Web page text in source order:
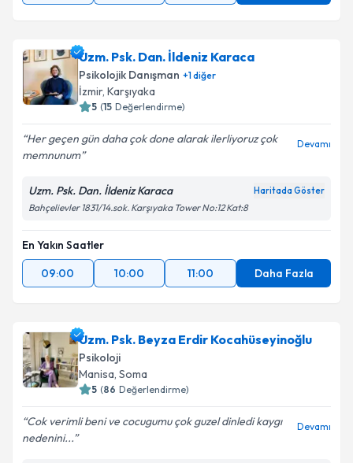
Uzm. Psk. Dan. İldeniz Karaca
Psikolojik Danışman +1diğer
İzmir, Karşıyaka
5 (15 Değerlendirme)
Her geçen gün daha çok done alarak ilerliyoruz çok
memnunum
Devamı
Uzm. Psk. Dan. İldeniz Karaca Haritada Göster
Bahçelievler 1831/14.sok. Karşıyaka Tower No:12 Kat:8
En Yakın Saatler
09:00
10:00 11:00 Daha Fazla
Uzm. Psk. Beyza Erdir Kocahüseyinoğlu
Psikoloji
Manisa, Soma
5 (86 Değerlendirme)
Cok verimli beni ve cocugumu çok guzel dinledi kaygı
nedenini...
Devamı